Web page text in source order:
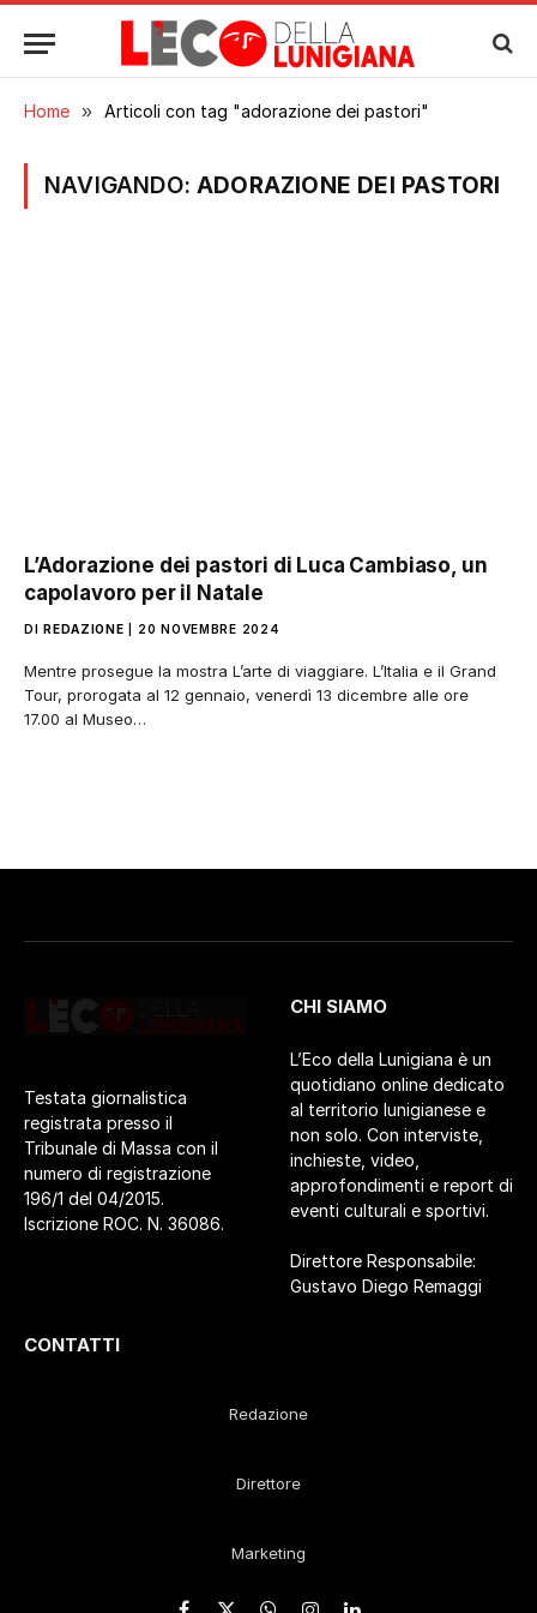
Home » Articoli con tag "adorazione dei pastori"
NAVIGANDO:ADORAZIONE DEI PASTORI
L’Adorazione dei pastori di Luca Cambiaso, un
capolavoro per il Natale
DI REDAZIONE 20 NOVEMBRE 2024
Mentre prosegue la mostra L’arte di viaggiare. L’Italia e il Grand
Tour, prorogata al 12 gennaio, venerdì 13 dicembre alle ore
17.00 al Museo…
Testata giornalistica
registrata presso il
Tribunale di Massa con il
numero di registrazione
196/1 del 04/2015.
Iscrizione ROC. N. 36086.
CHI SIAMO
L’Eco della Lunigiana è un
quotidiano online dedicato
al territorio lunigianese e
non solo. Con interviste,
inchieste, video,
approfondimenti e report di
eventi culturali e sportivi.
Direttore Responsabile:
Gustavo Diego Remaggi
CONTATTI
Redazione
Direttore
Marketing